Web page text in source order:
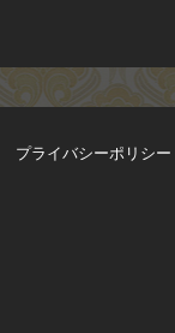
プライバシーポリシー